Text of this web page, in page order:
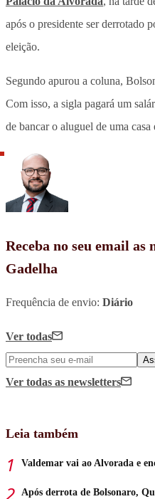
após o presidente ser derrotado
eleição.
Segundo apurou a coluna,
Com isso, a sigla pagará um
de bancar o aluguel de uma
Receba no seu email
Gadelha
Frequência de envio: Diário
Ver todas
Ver todas as newsletters
Leia também
Valdemar vai ao Alvorada e
Após derrota de Bolsonaro,